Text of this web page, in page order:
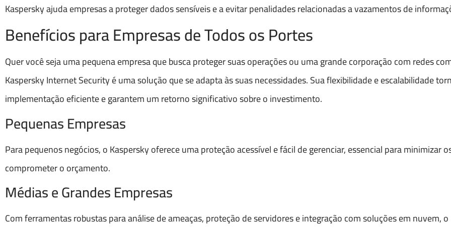
Kaspersky ajuda empresas a proteger dados sensíveis e a evitar penalidades relacionadas a vazamentos de
Benefícios para Empresas de Todos os Portes
Quer você seja uma pequena empresa que busca proteger suas operações ou uma grande corporação com redes
Kaspersky Internet Security é uma solução que se adapta às suas necessidades. Sua flexibilidade e escalabilidade
implementação eficiente e garantem um retorno significativo sobre o investimento.
Pequenas Empresas
Para pequenos negócios, o Kaspersky oferece uma proteção acessível e fácil de gerenciar, essencial para minimizar
comprometer o orçamento.
Médias e Grandes Empresas
Com ferramentas robustas para análise de ameaças, proteção de servidores e integração com soluções em nuvem,